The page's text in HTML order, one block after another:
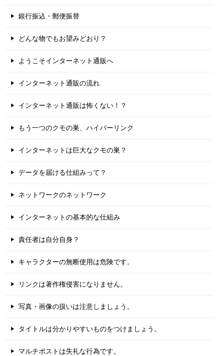
銀行振込・郵便振替
どんな物でもお望みどおり？
ようこそインターネット通販へ
インターネット通販の流れ
インターネット通販は怖くない！？
もう一つのクモの巣、ハイパーリンク
インターネットは巨大なクモの巣？
データを届ける仕組みって？
ネットワークのネットワーク
インターネットの基本的な仕組み
責任者は自分自身？
キャラクターの無断使用は危険です。
リンクは著作権侵害になりません。
写真・画像の扱いは注意しましょう。
タイトルは分かりやすいものをつけましょう。
マルチポストは失礼な行為です。